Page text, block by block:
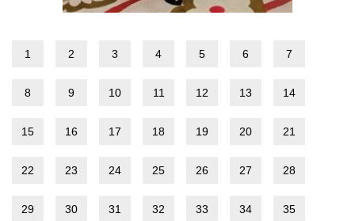
1 2 3 4 5 6 7
8 9 10 11 12 13 14
15 16 17 18 19 20 21
22 23 24 25 26 27 28
29 30 31 32 33 34 35